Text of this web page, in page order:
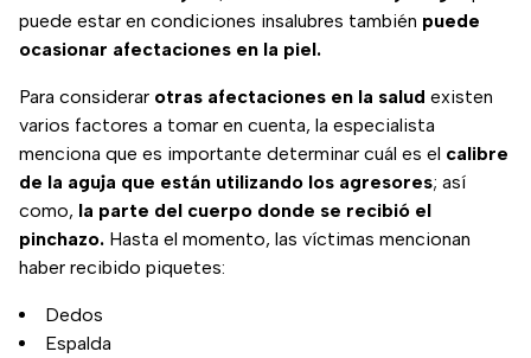
puede estar en condiciones insalubres también puede
ocasionar afectaciones en la piel.
Para considerar otras afectaciones en la salud existen
varios factores a tomar en cuenta, la especialista
menciona que es importante determinar cuál es el calibre
de la aguja que están utilizando los agresores; así
como, la parte del cuerpo donde se recibió el
pinchazo. Hasta el momento, las víctimas mencionan
haber recibido piquetes:
Dedos
Espalda